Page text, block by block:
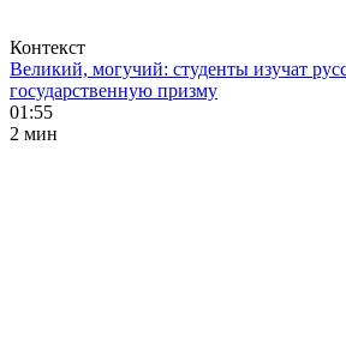
Контекст
Великий, могучий: студенты изучат
государственную призму
01:55
2 мин